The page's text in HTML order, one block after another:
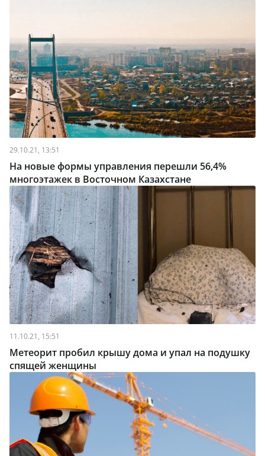
29.10.21, 13:51
На новые формы управления перешли 56,4%
многоэтажек в Восточном Казахстане
11.10.21, 15:51
Метеорит пробил крышу дома и упал на подушку
спящей женщины